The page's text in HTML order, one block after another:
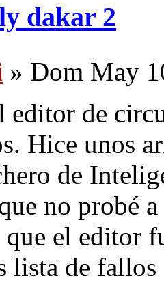
dakar 2
» Dom May
editor de
Hice unos
de
no probé
que el editor
lista de